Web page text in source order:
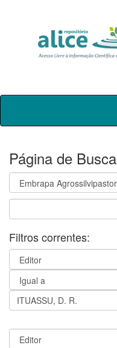
Skip
Página de Busca
Filtros correntes: